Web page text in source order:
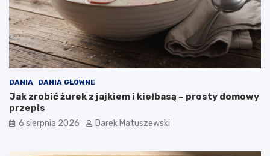
o
n
y
c
h
p
o
t
r
a
w
DANIA DANIA GŁÓWNE
Jak zrobić żurek z jajkiem i kiełbasą – prosty domowy
przepis
6 sierpnia 2026 Darek Matuszewski